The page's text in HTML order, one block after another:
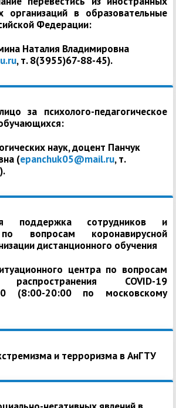
организаций в образовательные
Федерации:
Наталия Владимировна
, т. 8(3955)67-88-45).
за психолого-педагогическое
наук, доцент Панчук
(epanchuk05@mail.ru, т.
поддержка сотрудников и
вопросам коронавирусной
дистанционного обучения
центра по вопросам
распространения COVID-19
(8:00-20:00 по московскому
и терроризма в АнГТУ